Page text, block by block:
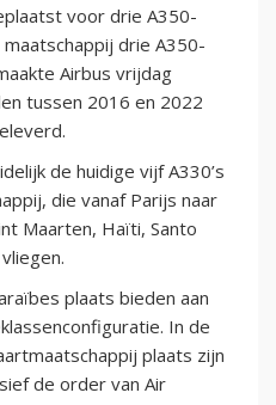
voor drie A350-
drie A350-
Airbus vrijdag
tussen 2016 en 2022
de huidige vijf A330’s
die vanaf Parijs naar
Maarten, Haïti, Santo
plaats bieden aan
In de
plaats zijn
de order van Air